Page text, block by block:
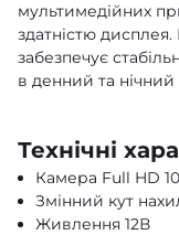
мультимедійних
здатністю
забезпечує
в денний та нічний
Технічні
Камера Full HD
Змінний кут
Живлення 12В